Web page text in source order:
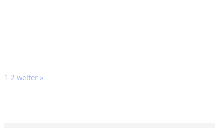
1 2 weiter »